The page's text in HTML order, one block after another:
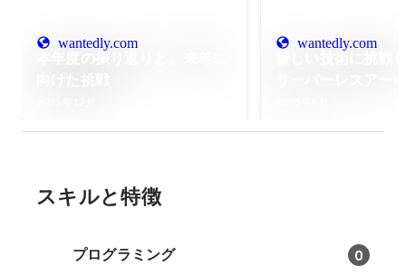
wantedly.com wantedly.com
スキルと特徴
プログラミング 0